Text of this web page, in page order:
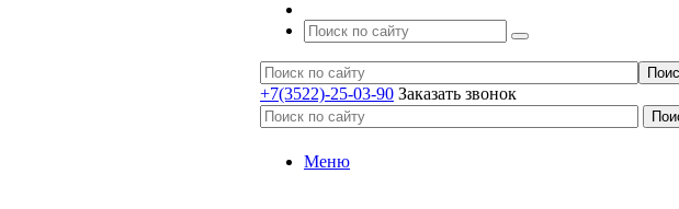
+7(3522)-25-03-90 Заказать звонок
Меню